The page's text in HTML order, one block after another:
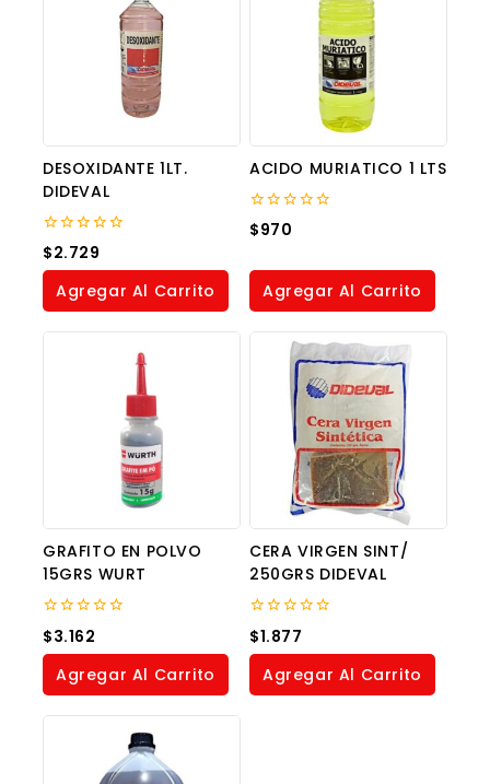
DESOXIDANTE 1LT.
DIDEVAL
0
out
of
$2.729
Agregar Al Carrito
ACIDO MURIATICO 1 LTS
0
out
5
$970
Agregar Al Carrito
GRAFITO EN POLVO
15GRS WURT
0
out
of
$3.162
Agregar Al Carrito
CERA VIRGEN SINT/
250GRS DIDEVAL
0
out
of
$1.877
Agregar Al Carrito